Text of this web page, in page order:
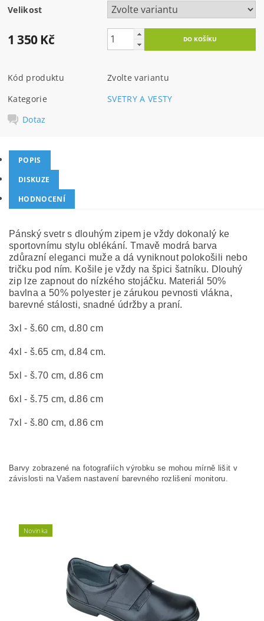
Velikost
1 350 Kč
Kód produktu
Zvolte variantu
Kategorie
SVETRY A VESTY
Dotaz
POPIS
DISKUZE
HODNOCENÍ
Pánský svetr s dlouhým zipem je vždy dokonalý ke
sportovnímu stylu oblékání. Tmavě modrá barva
zdůrazní eleganci muže a dá vyniknout polokošili nebo
tričku pod ním. Košile je vždy na špici šatníku. Dlouhý
zip lze zapnout do nízkého stojáčku. Materiál 50%
bavlna a 50% polyester je zárukou pevnosti vlákna,
barevné stálosti, snadné údržby a praní.
3xl - š.60 cm, d.80 cm
4xl - š.65 cm, d.84 cm.
5xl - š.70 cm, d.86 cm
6xl - š.75 cm, d.86 cm
7xl - š.80 cm, d.86 cm
Barvy zobrazené na fotografiích výrobku se mohou mírně lišit v
závislosti na Vašem nastavení barevného rozlišení monitoru.
Novinka